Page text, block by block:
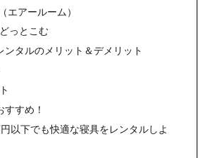
アールーム）
っとこむ
ンタルのメリット＆デメリット
すめ！
以下でも快適な寝具をレンタルしよ